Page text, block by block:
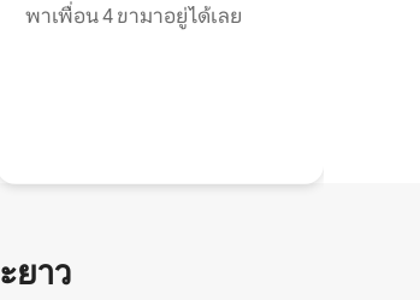
พาเพื่อน 4 ขามาอยู่ได้เลย
ยาว